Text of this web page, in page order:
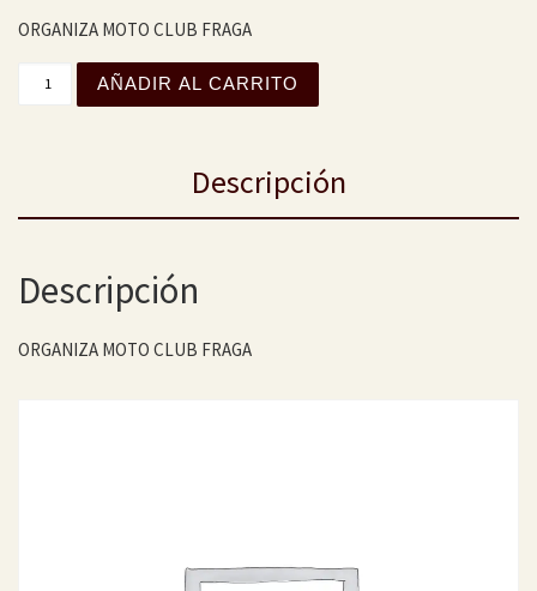
ORGANIZA MOTO CLUB FRAGA
XVIII CAMPEONATO MAÑOALMUERZOS 2023-2024
AÑADIR AL CARRITO
Descripción
Descripción
ORGANIZA MOTO CLUB FRAGA